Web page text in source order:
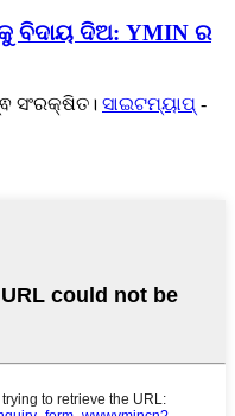
ବିଦାୟ ଦିଅ: YMIN ର
ସଂରକ୍ଷିତ। ସାଇଟମ୍ୟାପ୍ -